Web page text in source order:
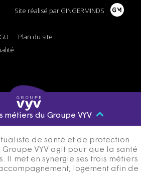
Plan du site
Site réalisé par GINGERMINDS
métiers du Groupe VYV
de santé et de protection
VYV agit pour que la santé
Il met en synergie ses trois métiers
logement afin de